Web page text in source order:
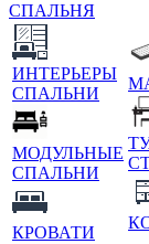
СПАЛЬНЯ
ИНТЕРЬЕРЫ
СПАЛЬНИ
МОДУЛЬНЫЕ
СПАЛЬНИ
КРОВАТИ